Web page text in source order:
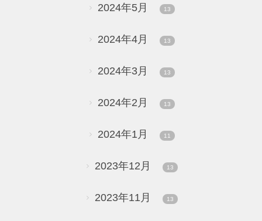
2024年5月 13
2024年4月 13
2024年3月 13
2024年2月 13
2024年1月 11
2023年12月 13
2023年11月 13